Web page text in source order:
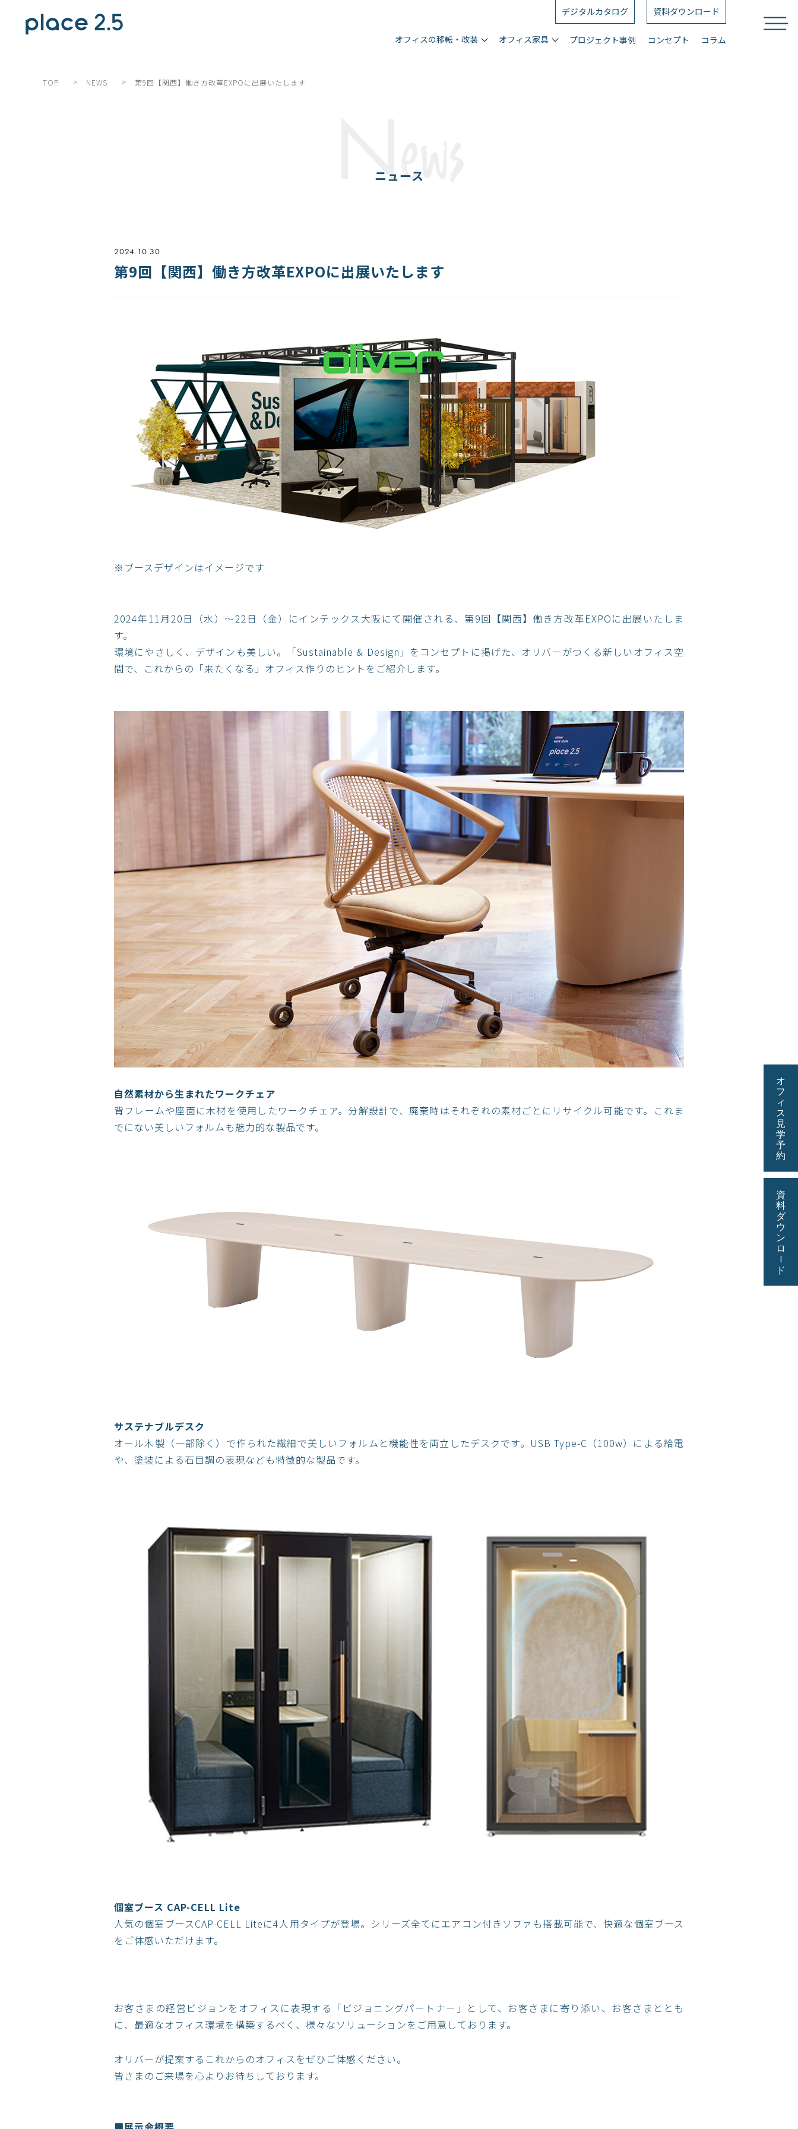
デジタルカタログ 資料ダウンロード
オフィスの移転・改装 オフィス家具 プロジェクト事例 コンセプト コラム
TOP > NEWS > 第9回【関西】働き方改革EXPOに出展いたします
News
ニュース
2024.10.30
第9回【関西】働き方改革EXPOに出展いたします
※ブースデザインはイメージです​
2024年11月20日（水）～22日（金）にインテックス大阪にて開催される、第9回【関西】働き方改革EXPOに出展いたしま
す。
環境にやさしく、デザインも美しい。「Sustainable & Design」をコンセプトに掲げた、オリバーがつくる新しいオフィス空
間で、これからの「来たくなる」オフィス作りのヒントをご紹介します。
自然素材から生まれたワークチェア
背フレームや座面に木材を使用したワークチェア。分解設計で、廃棄時はそれぞれの素材ごとにリサイクル可能です。これま
でにない美しいフォルムも魅力的な製品です。
サステナブルデスク
オール木製（一部除く）で作られた繊細で美しいフォルムと機能性を両立したデスクです。USB Type-C（100w）による給電
や、塗装による石目調の表現なども特徴的な製品です。
個室ブース CAP-CELL Lite
人気の個室ブースCAP-CELL Liteに4人用タイプが登場。シリーズ全てにエアコン付きソファも搭載可能で、快適な個室ブース
をご体感いただけます。
お客さまの経営ビジョンをオフィスに表現する「ビジョニングパートナー」として、お客さまに寄り添い、お客さまととも
に、最適なオフィス環境を構築するべく、様々なソリューションをご用意しております。​
​オリバーが提案するこれからのオフィスをぜひご体感ください。
皆さまのご来場を心よりお待ちしております。